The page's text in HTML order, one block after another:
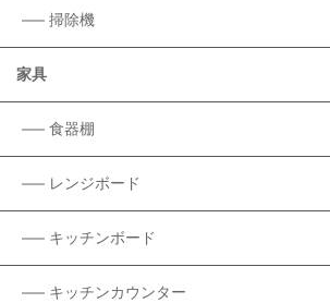
掃除機
家具
食器棚
レンジボード
キッチンボード
キッチンカウンター